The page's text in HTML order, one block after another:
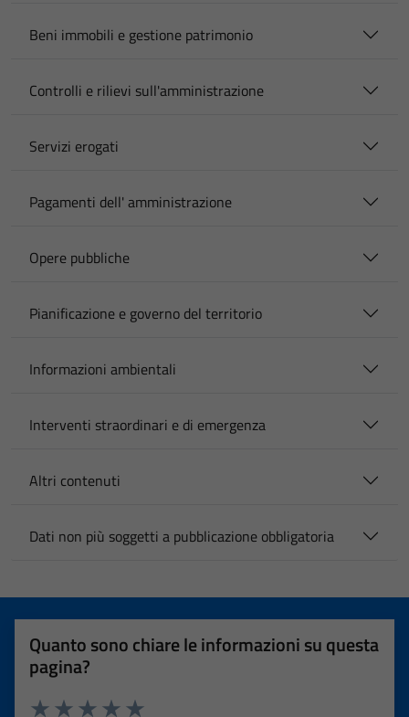
Beni immobili e gestione patrimonio
Controlli e rilievi sull'amministrazione
Servizi erogati
Pagamenti dell' amministrazione
Opere pubbliche
Pianificazione e governo del territorio
Informazioni ambientali
Interventi straordinari e di emergenza
Altri contenuti
Dati non più soggetti a pubblicazione obbligatoria
Quanto sono chiare le informazioni su questa
pagina?